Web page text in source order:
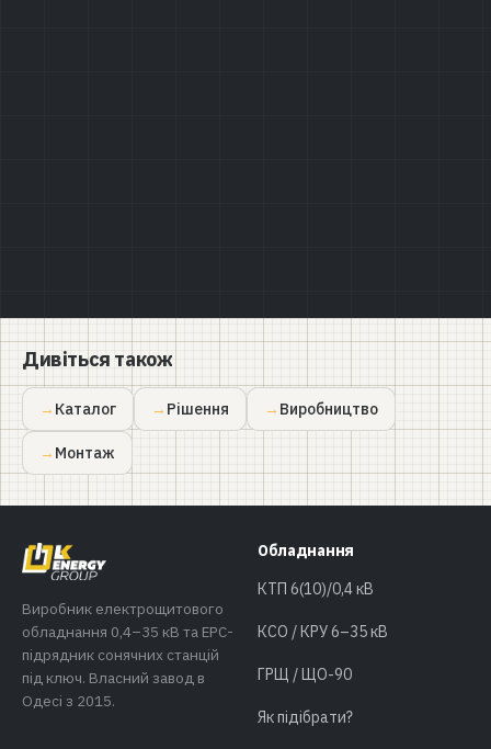
Дивіться також
Каталог Рішення Виробництво
Монтаж
Виробник електрощитового
обладнання 0,4–35 кВ та EPC-
підрядник сонячних станцій
під ключ. Власний завод в
Одесі з 2015.
Обладнання
КТП 6(10)/0,4 кВ
КСО / КРУ 6–35 кВ
ГРЩ / ЩО-90
Як підібрати?